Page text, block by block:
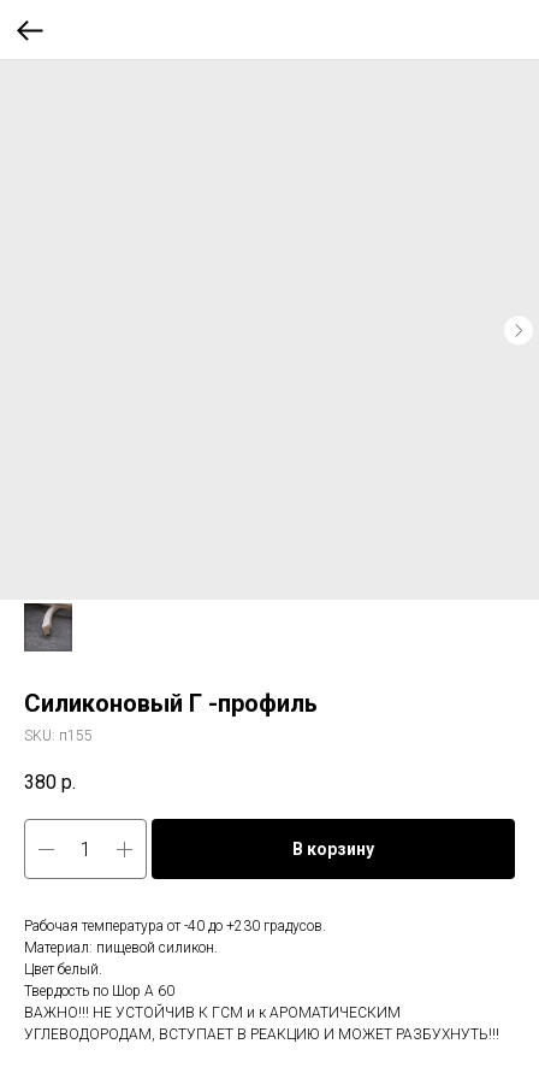
Силиконовый Г -профиль
SKU: п155
380 р.
В корзину
Рабочая температура от -40 до +230 градусов.
Материал: пищевой силикон.
Цвет белый.
Твердость по Шор А 60
ВАЖНО!!! НЕ УСТОЙЧИВ К ГСМ и к АРОМАТИЧЕСКИМ
УГЛЕВОДОРОДАМ, ВСТУПАЕТ В РЕАКЦИЮ И МОЖЕТ РАЗБУХНУТЬ!!!